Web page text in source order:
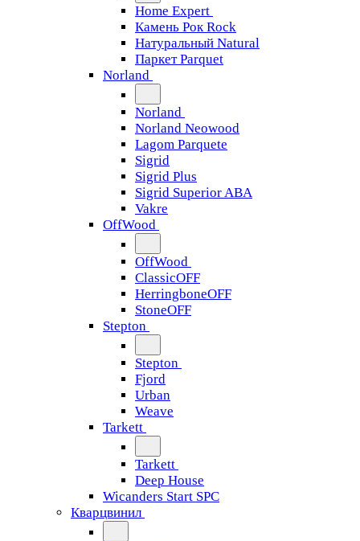
Home Expert
Камень Рок Rock
Натуральный Natural
Паркет Parquet
Norland
Norland
Norland Neowood
Lagom Parquete
Sigrid
Sigrid Plus
Sigrid Superior ABA
Vakre
OffWood
OffWood
ClassicOFF
HerringboneOFF
StoneOFF
Stepton
Stepton
Fjord
Urban
Weave
Tarkett
Tarkett
Deep House
Wicanders Start SPC
Кварцвинил